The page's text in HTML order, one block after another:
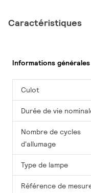
Caractéristiques
Informations générales
Culot
Durée de vie
Nombre de cycles
d'allumage
Type de lampe
Référence de